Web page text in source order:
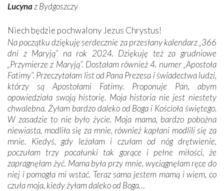
Lucynaz Bydgoszczy
Niech będzie pochwalony Jezus Chrystus!
Na początku dziękuję serdecznie za przesłany kalendarz „366
dni z Maryją” na rok 2024. Dziękuję też za grudniowe
„Przymierze z Maryją”. Dostałam również 4. numer „Apostoła
Fatimy”. Przeczytałam list od Pana Prezesa i świadectwa ludzi,
którzy są Apostołami Fatimy. Proponuje Pan, abym
opowiedziała swoją historię. Moja historia nie jest niestety
chwalebna. Żyłam bardzo daleko od Boga i Kościoła świętego.
W zasadzie to nie było życie. Moja mama, bardzo pobożna
niewiasta, modliła się za mnie, również kapłani modlili się za
mnie. Kiedyś, gdy leżałam i czułam od nóg drętwienie,
poczułam trzy pocałunki tak gorące i pełne miłości, że
zapragnęłam żyć. Mama była przy mnie, wyciągnęłam ręce do
niej i pomogła mi wstać. Teraz sama jestem mamą i wiem, co
czuła moja, kiedy żyłam daleko od Boga…